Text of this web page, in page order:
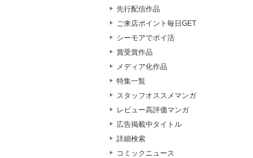
先行配信作品
ご来店ポイント毎日GET
シーモアでポイ活
賞受賞作品
メディア化作品
特集一覧
スタッフオススメマンガ
レビュー高評価マンガ
広告掲載中タイトル
詳細検索
コミックニュース